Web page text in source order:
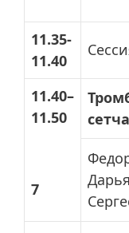
11.35-
11.40
11.40–
11.50
7
Дарья